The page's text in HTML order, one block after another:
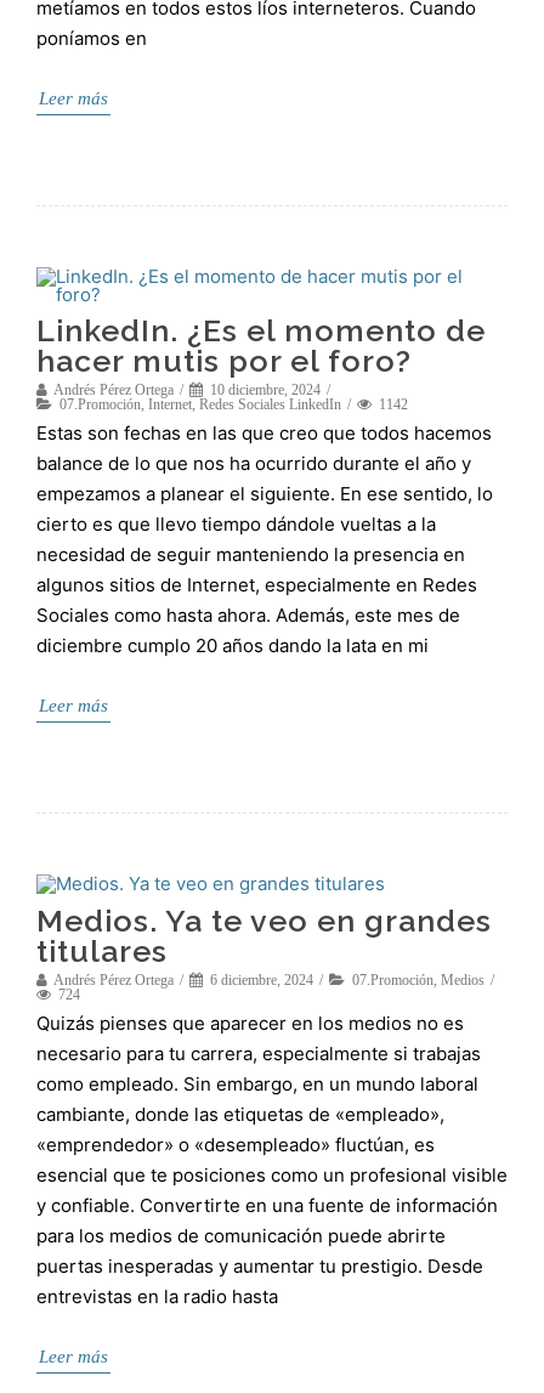
metíamos en todos estos líos interneteros. Cuando
poníamos en
Leer más
LinkedIn. ¿Es el momento de
hacer mutis por el foro?
Andrés Pérez Ortega
10 diciembre, 2024
07.Promoción Internet Redes Sociales LinkedIn 1142
Estas son fechas en las que creo que todos hacemos
balance de lo que nos ha ocurrido durante el año y
empezamos a planear el siguiente. En ese sentido, lo
cierto es que llevo tiempo dándole vueltas a la
necesidad de seguir manteniendo la presencia en
algunos sitios de Internet, especialmente en Redes
Sociales como hasta ahora. Además, este mes de
diciembre cumplo 20 años dando la lata en mi
Leer más
Medios. Ya te veo en grandes
titulares
Andrés Pérez Ortega 6 diciembre, 2024 07.Promoción Medios
724
Quizás pienses que aparecer en los medios no es
necesario para tu carrera, especialmente si trabajas
como empleado. Sin embargo, en un mundo laboral
cambiante, donde las etiquetas de «empleado»,
«emprendedor» o «desempleado» fluctúan, es
esencial que te posiciones como un profesional visible
y confiable. Convertirte en una fuente de información
para los medios de comunicación puede abrirte
puertas inesperadas y aumentar tu prestigio. Desde
entrevistas en la radio hasta
Leer más